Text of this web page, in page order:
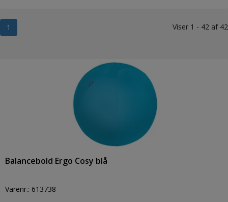
Viser 1 - 42 af 42
1
Balancebold Ergo Cosy blå
Varenr.: 613738